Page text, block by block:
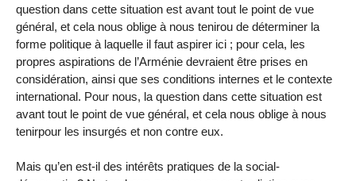
question dans cette situation est avant tout le point de vue
général, et cela nous oblige à nous tenirou de déterminer la
forme politique à laquelle il faut aspirer ici ; pour cela, les
propres aspirations de l’Arménie devraient être prises en
considération, ainsi que ses conditions internes et le contexte
international. Pour nous, la question dans cette situation est
avant tout le point de vue général, et cela nous oblige à nous
tenirpour les insurgés et non contre eux.
Mais qu’en est-il des intérêts pratiques de la social-